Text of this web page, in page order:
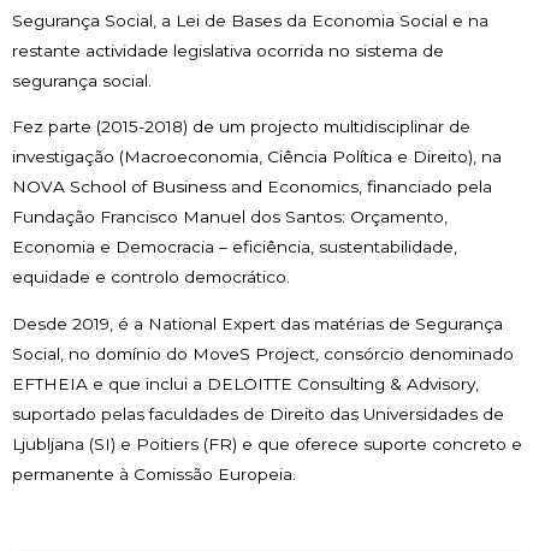
Segurança Social, a Lei de Bases da Economia Social e na
restante actividade legislativa ocorrida no sistema de
segurança social.
Fez parte (2015-2018) de um projecto multidisciplinar de
investigação (Macroeconomia, Ciência Política e Direito), na
NOVA School of Business and Economics, financiado pela
Fundação Francisco Manuel dos Santos: Orçamento,
Economia e Democracia – eficiência, sustentabilidade,
equidade e controlo democrático.
Desde 2019, é a National Expert das matérias de Segurança
Social, no domínio do MoveS Project, consórcio denominado
EFTHEIA e que inclui a DELOITTE Consulting & Advisory,
suportado pelas faculdades de Direito das Universidades de
Ljubljana (SI) e Poitiers (FR) e que oferece suporte concreto e
permanente à Comissão Europeia.